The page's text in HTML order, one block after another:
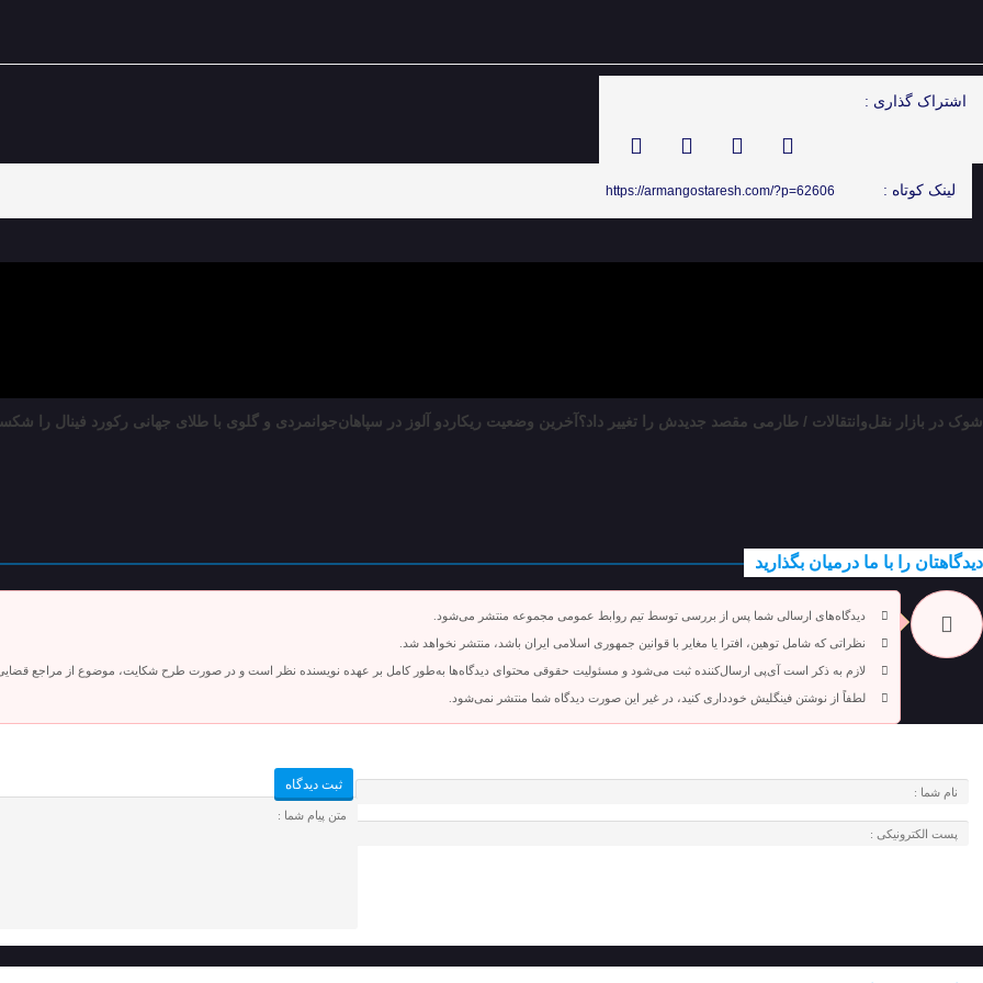
اشتراک گذاری :
لینک کوتاه : https://armangostaresh.com/?p=62606
شوک در بازار نقل‌وانتقالات / طارمی مقصد جدیدش را تغییر داد؟ آخرین وضعیت ریکاردو آلوز در سپاهانجوانمردی و گلوی با طلای جهانی رکورد فینال را
دیدگاهتان را با ما درمیان بگذارید
دیدگاه‌های ارسالی شما پس از بررسی توسط تیم روابط عمومی مجموعه منتشر می‌شود.
نظراتی که شامل توهین، افترا یا مغایر با قوانین جمهوری اسلامی ایران باشد، منتشر نخواهد شد.
لازم به ذکر است آی‌پی ارسال‌کننده ثبت می‌شود و مسئولیت حقوقی محتوای دیدگاه‌ها به‌طور کامل بر عهده نویسنده نظر است و در صورت طرح شکایت، موضوع از مراجع قضایی
لطفاً از نوشتن فینگلیش خودداری کنید، در غیر این صورت دیدگاه شما منتشر نمی‌شود.